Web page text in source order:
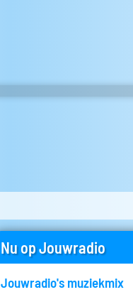
Nu op Jouwradio
Jouwradio's muziekmix